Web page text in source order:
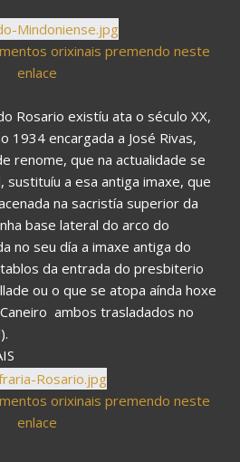
orixinais premendo neste
enlace
Rosario existíu ata o século XX,
1934 encargada a José Rivas,
renome, que na actualidade se
sustituíu a esa antiga imaxe, que
na sacristía superior da
base lateral do arco do
no seu día a imaxe antiga do
da entrada do presbiterio
ou o que se atopa aínda hoxe
 ambos trasladados no
orixinais premendo neste
enlace